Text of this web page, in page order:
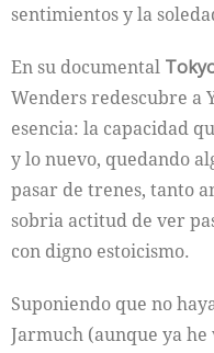
sentimientos y la
En su documental
Wenders redescubre a
esencia: la capacidad
y lo nuevo, quedando
pasar de trenes, tanto
sobria actitud de ver
con digno estoicismo.
Suponiendo que no
Jarmuch (aunque ya